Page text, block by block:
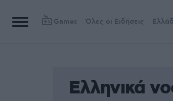
Games Όλες οι Ειδήσεις
Ελληνικά